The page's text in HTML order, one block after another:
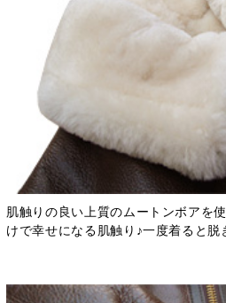
肌触りの良い上質のムートンボアを
けで幸せになる肌触り♪一度着ると脱